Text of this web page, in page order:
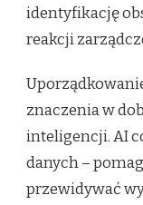
identyfikację
reakcji
znaczenia w
inteligencji. AI
danych –
przewidywać